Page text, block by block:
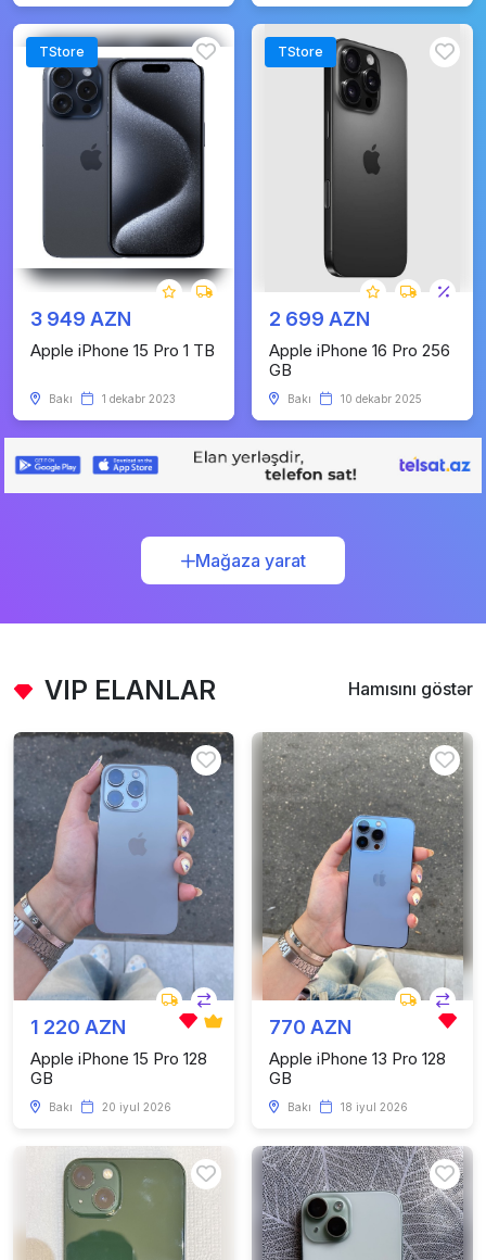
TStore
3 949 AZN
Apple iPhone 15 Pro 1 TB
Bakı 1 dekabr 2023
TStore
2 699 AZN
Apple iPhone 16 Pro 256
GB
Bakı 10 dekabr 2025
Mağaza yarat
VIP ELANLAR Hamısını göstər
1 220 AZN
Apple iPhone 15 Pro 128
GB
Bakı 20 iyul 2026
770 AZN
Apple iPhone 13 Pro 128
GB
Bakı 18 iyul 2026